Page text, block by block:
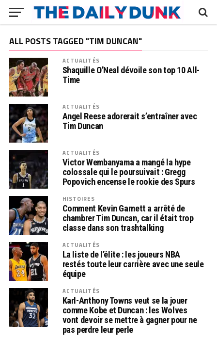
ALL POSTS TAGGED "TIM DUNCAN"
ACTUALITÉS
Shaquille O’Neal dévoile son top 10 All-
Time
ACTUALITÉS
Angel Reese adorerait s’entraîner avec
Tim Duncan
ACTUALITÉS
Victor Wembanyama a mangé la hype
colossale qui le poursuivait : Gregg
Popovich encense le rookie des Spurs
HISTOIRES
Comment Kevin Garnett a arrêté de
chambrer Tim Duncan, car il était trop
classe dans son trashtalking
ACTUALITÉS
La liste de l’élite : les joueurs NBA
restés toute leur carrière avec une seule
équipe
ACTUALITÉS
Karl-Anthony Towns veut se la jouer
comme Kobe et Duncan : les Wolves
vont devoir se mettre à gagner pour ne
pas perdre leur perle